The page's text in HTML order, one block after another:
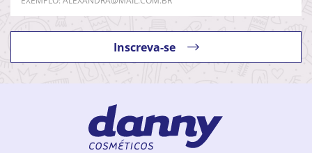
Inscreva-se